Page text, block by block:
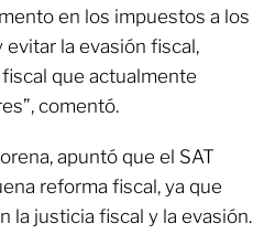
en los impuestos a los
la evasión fiscal,
que actualmente
comentó.
apuntó que el SAT
reforma fiscal, ya que
la justicia fiscal y la evasión.